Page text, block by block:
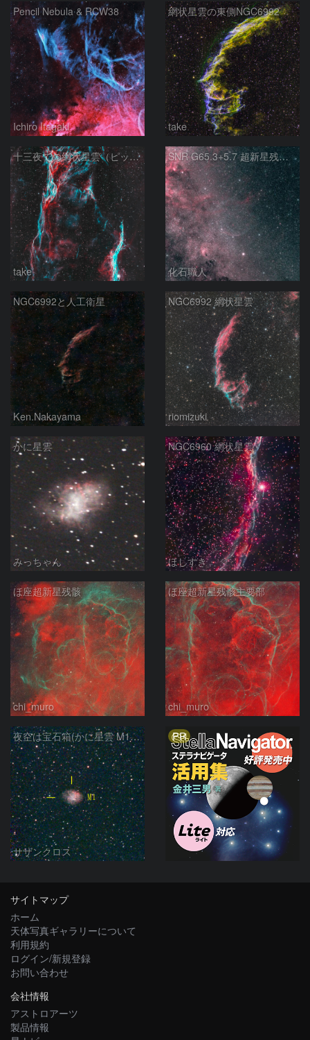
Pencil Nebula & RCW38
Ichiro Itagaki
網状星雲の東側NGC6992
take
十三夜での網状星雲（ピッカリングの三角）
take
SNR G65.3+5.7 超新星残骸 アルビレオ周辺 はくちょう座
化石職人
NGC6992と人工衛星
Ken.Nakayama
NGC6992 網状星雲
riomizuki
かに星雲
みっちゃん
NGC6960 網状星雲
ほしすき
ほ座超新星残骸
chi_muro
ほ座超新星残骸主要部
chi_muro
夜空は宝石箱(かに星雲 M1) Seestar50
サザンクロス
PR
サイトマップ
ホーム
天体写真ギャラリーについて
利用規約
ログイン/新規登録
お問い合わせ
会社情報
アストロアーツ
製品情報